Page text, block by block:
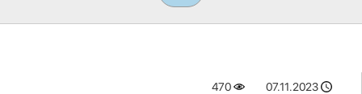
07.11.2023
470